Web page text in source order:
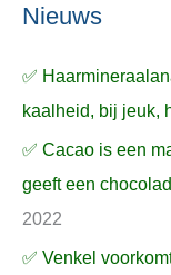
Nieuws
✅
kaalheid, bij jeuk,
✅ Cacao is een
geeft een
2022
✅ Venkel